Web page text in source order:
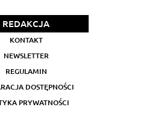
REDAKCJA
KONTAKT
NEWSLETTER
REGULAMIN
DOSTĘPNOŚCI
PRYWATNOŚCI